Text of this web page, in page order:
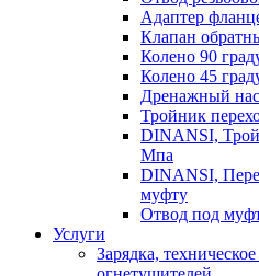
Адаптер
Клапан
Колено 90
Колено 45
Дренажный
Тройник
DINANSI,
Мпа
DINANSI,
муфту
Отвод под
Услуги
Зарядка,